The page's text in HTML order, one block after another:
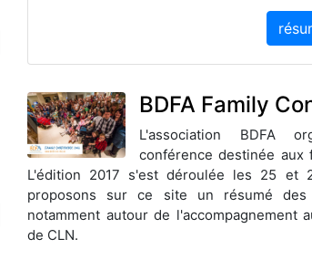
BDFA Family
L'association BDFA
conférence destinée aux
L'édition 2017 s'est déroulée les 25 et
proposons sur ce site un résumé
notamment autour de l'accompagnement
de CLN.